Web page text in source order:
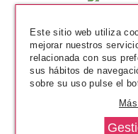
Este sitio web utiliza
mejorar nuestros
relacionada con sus
sus hábitos de
sobre su uso pulse el